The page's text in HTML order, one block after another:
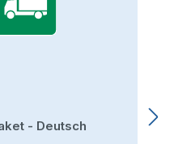
- Deutsch